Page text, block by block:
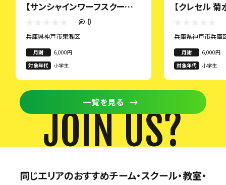
【サンシャインワーフスクール/
0
兵庫県神戸市東灘区
月謝
6,000円
対象年代
小学生
【クレセル
兵庫県神戸市兵庫
月謝
6,000円
対象年代
小学生
一覧を見る
JOIN US?
同じエリアのおすすめチーム・スクール・教室・